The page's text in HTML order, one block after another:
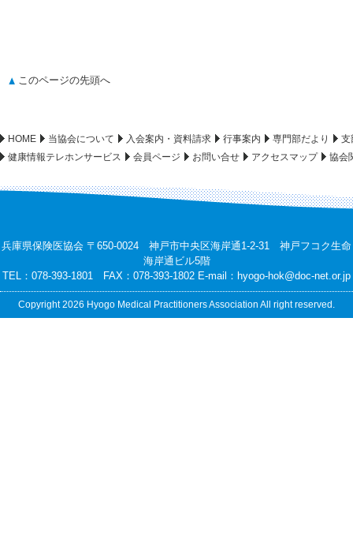
このページの先頭へ
HOME 当協会について 入会案内・資料請求 行事案内 専門部だより
支
健康情報テレホンサービス
会員ページ お問い合せ アクセスマップ 協会
兵庫県保険医協会 〒650-0024 神戸市中央区海岸通1-2-31 神戸フコク生命
海岸通ビル5階
TEL：078-393-1801 FAX：078-393-1802 E-mail： hyogo-hok@doc-net.or.jp
Copyright 2026 Hyogo Medical Practitioners Association All right reserved.